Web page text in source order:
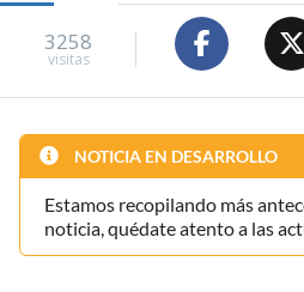
3258
visitas
NOTICIA EN DESARROLLO
Estamos recopilando más
noticia, quédate atento a las